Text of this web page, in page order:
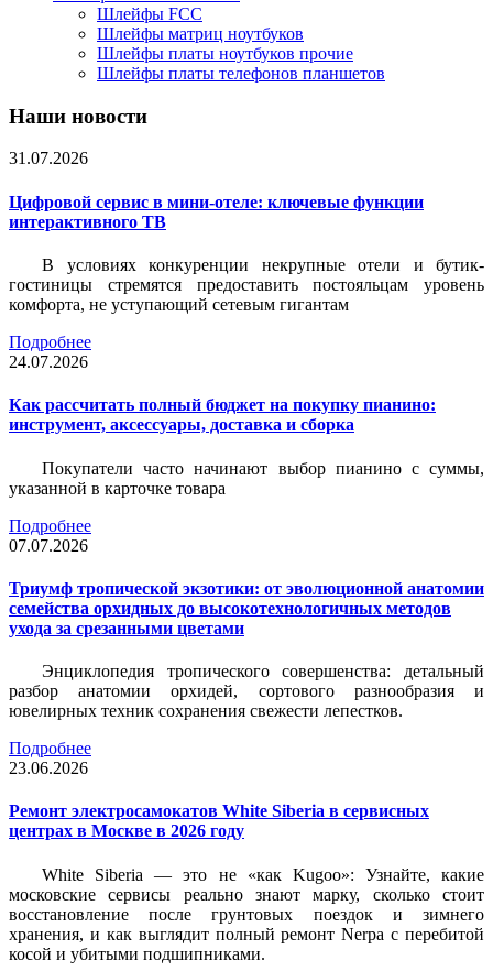
Шлейфы FCC
Шлейфы матриц ноутбуков
Шлейфы платы ноутбуков прочие
Шлейфы платы телефонов планшетов
Наши новости
31.07.2026
Цифровой сервис в мини-отеле: ключевые функции
интерактивного ТВ
В условиях конкуренции некрупные отели и бутик-
гостиницы стремятся предоставить постояльцам уровень
комфорта, не уступающий сетевым гигантам
Подробнее
24.07.2026
Как рассчитать полный бюджет на покупку пианино:
инструмент, аксессуары, доставка и сборка
Покупатели часто начинают выбор пианино с суммы,
указанной в карточке товара
Подробнее
07.07.2026
Триумф тропической экзотики: от эволюционной анатомии
семейства орхидных до высокотехнологичных методов
ухода за срезанными цветами
Энциклопедия тропического совершенства: детальный
разбор анатомии орхидей, сортового разнообразия и
ювелирных техник сохранения свежести лепестков.
Подробнее
23.06.2026
Ремонт электросамокатов White Siberia в сервисных
центрах в Москве в 2026 году
White Siberia — это не «как Kugoo»: Узнайте, какие
московские сервисы реально знают марку, сколько стоит
восстановление после грунтовых поездок и зимнего
хранения, и как выглядит полный ремонт Nerpa с перебитой
косой и убитыми подшипниками.